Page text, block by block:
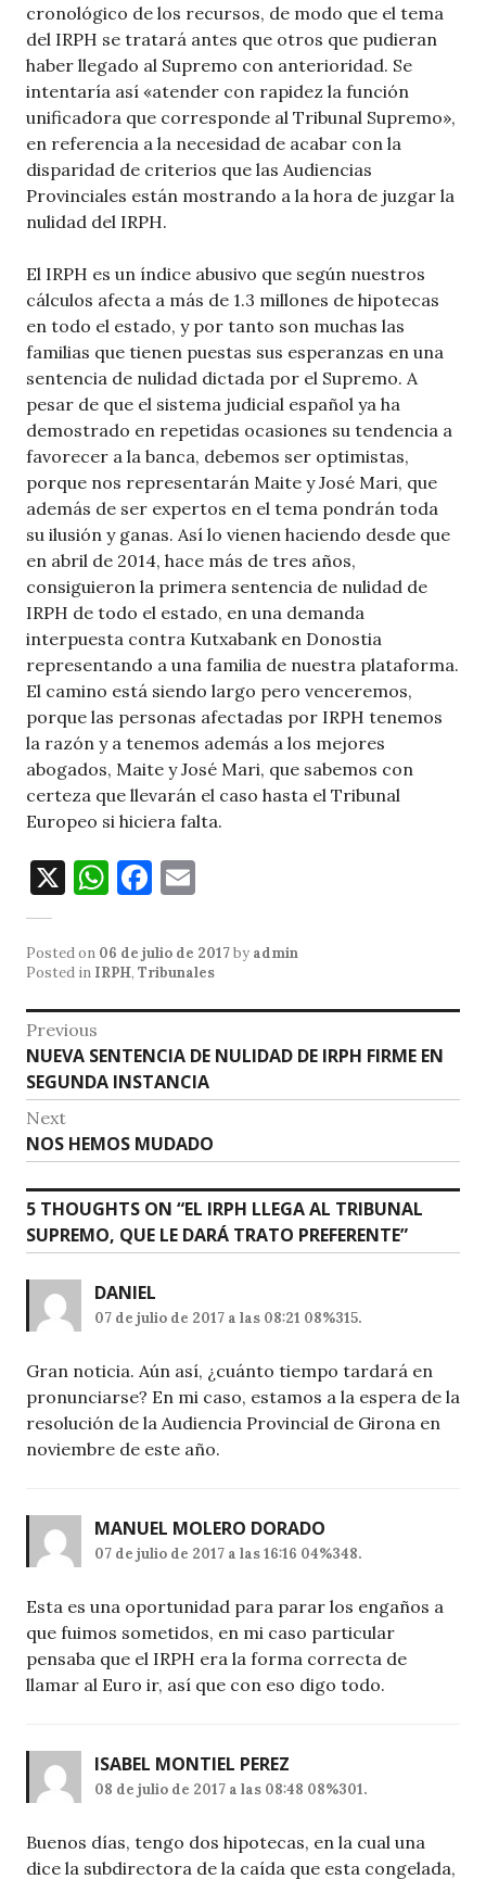
cronológico de los recursos, de modo que el tema
del IRPH se tratará antes que otros que pudieran
haber llegado al Supremo con anterioridad. Se
intentaría así «atender con rapidez la función
unificadora que corresponde al Tribunal Supremo»,
en referencia a la necesidad de acabar con la
disparidad de criterios que las Audiencias
Provinciales están mostrando a la hora de juzgar la
nulidad del IRPH.
El IRPH es un índice abusivo que según nuestros
cálculos afecta a más de 1.3 millones de hipotecas
en todo el estado, y por tanto son muchas las
familias que tienen puestas sus esperanzas en una
sentencia de nulidad dictada por el Supremo. A
pesar de que el sistema judicial español ya ha
demostrado en repetidas ocasiones su tendencia a
favorecer a la banca, debemos ser optimistas,
porque nos representarán Maite y José Mari, que
además de ser expertos en el tema pondrán toda
su ilusión y ganas. Así lo vienen haciendo desde que
en abril de 2014, hace más de tres años,
consiguieron la primera sentencia de nulidad de
IRPH de todo el estado, en una demanda
interpuesta contra Kutxabank en Donostia
representando a una familia de nuestra plataforma.
El camino está siendo largo pero venceremos,
porque las personas afectadas por IRPH tenemos
la razón y a tenemos además a los mejores
abogados, Maite y José Mari, que sabemos con
certeza que llevarán el caso hasta el Tribunal
Europeo si hiciera falta.
X W
at
s
A
p
p
F
c
e
b
o
o
ai
l
Posted on 06 de julio de 2017by admin
Posted in IRPH, Tribunales
Navegación
de
entradas
Previous
Previous
post:
NUEVA SENTENCIA DE NULIDAD DE IRPH FIRME EN
SEGUNDA INSTANCIA
Next
Next
post:
NOS HEMOS MUDADO
5 THOUGHTS ON “EL IRPH LLEGA AL TRIBUNAL
SUPREMO, QUE LE DARÁ TRATO PREFERENTE”
DANIEL
07 de julio de 2017 a las 08:21 08%315.
Gran noticia. Aún así, ¿cuánto tiempo tardará en
pronunciarse? En mi caso, estamos a la espera de la
resolución de la Audiencia Provincial de Girona en
noviembre de este año.
MANUEL MOLERO DORADO
07 de julio de 2017 a las 16:16 04%348.
Esta es una oportunidad para parar los engaños a
que fuimos sometidos, en mi caso particular
pensaba que el IRPH era la forma correcta de
llamar al Euro ir, así que con eso digo todo.
ISABEL MONTIEL PEREZ
08 de julio de 2017 a las 08:48 08%301.
Buenos días, tengo dos hipotecas, en la cual una
dice la subdirectora de la caída que esta congelada,